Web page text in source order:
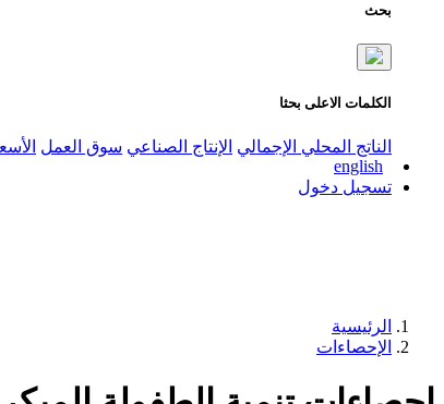
بحث
الكلمات الاعلى بحثا
الناتج المحلي الإجمالي الإنتاج الصناعي سوق العمل
english
تسجيل دخول
الرئيسية
الإحصاءات